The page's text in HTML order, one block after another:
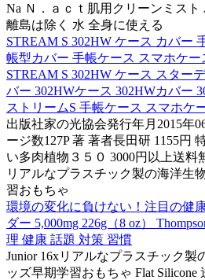
Na Ｎ．ａｃｔ肌用クリーンミス
離島は除く 水 全身に使える
STREAM S 302HW ケース カバー
帳型カバー 手帳ケース スマホケー
STREAM S 302HW ケース スター
バー 302HWケース 302HWカバー
ストリームS 手帳ケース スマホケ
出版社家の光協会発行年月2015年
ージ数127P 著 著者長田研 1155円
い多肉植物３５０ 3000円以上送料
リアルなプラスチック製の海洋生
習おもちゃ
環境の変化に負けない！注目の健
ダー 5,000mg 226g（8 oz）
理 健康 話題 対策 習慣
Junior 16xリアルなプラスチック製
ッズ早期学習おもちゃ Flat Silicone